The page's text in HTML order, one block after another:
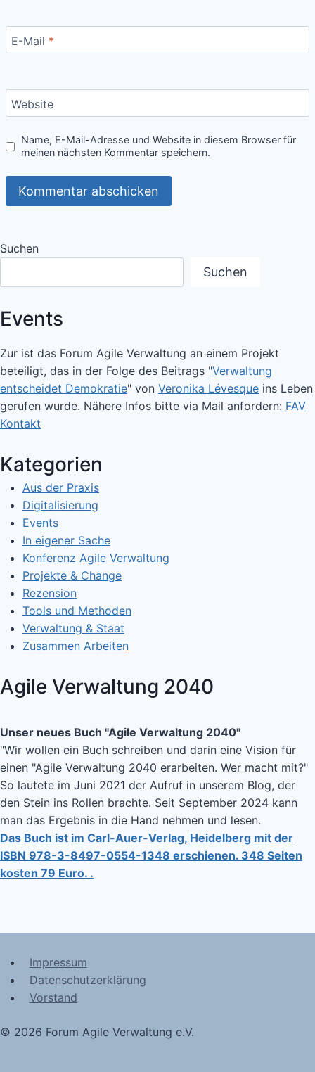
E-Mail *
Website
Name, E-Mail-Adresse und Website in diesem Browser für
meinen nächsten Kommentar speichern.
Suchen
Suchen
Events
Zur ist das Forum Agile Verwaltung an einem Projekt
beteiligt, das in der Folge des Beitrags "Verwaltung
entscheidet Demokratie" von Veronika Lévesque ins Leben
gerufen wurde. Nähere Infos bitte via Mail anfordern: FAV
Kontakt
Kategorien
Aus der Praxis
Digitalisierung
Events
In eigener Sache
Konferenz Agile Verwaltung
Projekte & Change
Rezension
Tools und Methoden
Verwaltung & Staat
Zusammen Arbeiten
Agile Verwaltung 2040
Unser neues Buch "Agile Verwaltung 2040"
"Wir wollen ein Buch schreiben und darin eine Vision für
einen "Agile Verwaltung 2040 erarbeiten. Wer macht mit?"
So lautete im Juni 2021 der Aufruf in unserem Blog, der
den Stein ins Rollen brachte. Seit September 2024 kann
man das Ergebnis in die Hand nehmen und lesen.
Das Buch ist im Carl-Auer-Verlag, Heidelberg mit der
ISBN 978-3-8497-0554-1348 erschienen. 348 Seiten
kosten 79 Euro. .
Impressum
Datenschutzerklärung
Vorstand
© 2026 Forum Agile Verwaltung e.V.